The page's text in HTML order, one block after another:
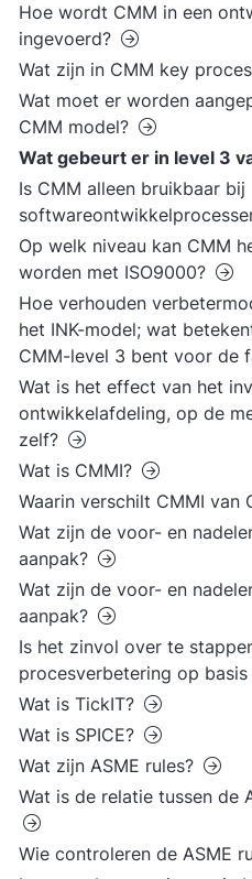
Hoe wordt CMM in een
ingevoerd?
Wat zijn in CMM key
Wat moet er worden
CMM model?
Wat gebeurt er in level 3
Is CMM alleen bruikbaar bij
Op welk niveau kan CMM
worden met ISO9000?
Hoe verhouden
het INK-model; wat
CMM-level 3 bent voor de
Wat is het effect van het
ontwikkelafdeling, op de
zelf?
Wat is CMMI?
Waarin verschilt CMMI van
Wat zijn de voor- en
aanpak?
Wat zijn de voor- en
aanpak?
Is het zinvol over te
procesverbetering op basis
Wat is TickIT?
Wat is SPICE?
Wat zijn ASME rules?
Wat is de relatie tussen de
Wie controleren de ASME